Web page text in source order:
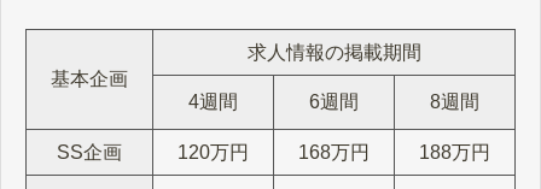
基本企画
求人情報の掲載期間
4週間 6週間 8週間
SS企画 120万円 168万円 188万円